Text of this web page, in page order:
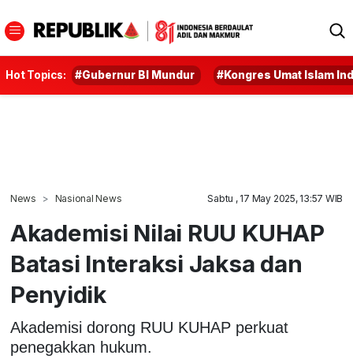
Hot Topics: #Gubernur BI Mundur #Kongres Umat Islam
News Nasional News Sabtu , 17 May 2025, 13:57 WIB
Akademisi Nilai RUU KUHAP
Batasi Interaksi Jaksa dan
Penyidik
Akademisi dorong RUU KUHAP perkuat
penegakkan hukum.